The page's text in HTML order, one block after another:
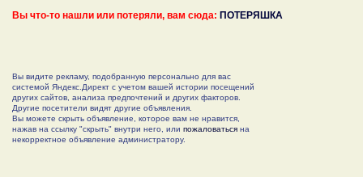
Вы что-то нашли или потеряли, вам сюда: ПОТЕРЯШКА
Вы видите рекламу, подобранную персонально для вас
системой Яндекс.Директ с учетом вашей истории посещений
других сайтов, анализа предпочтений и других факторов.
Другие посетители видят другие объявления.
Вы можете скрыть объявление, которое вам не нравится,
нажав на ссылку "скрыть" внутри него, или пожаловаться на
некорректное объявление администратору.